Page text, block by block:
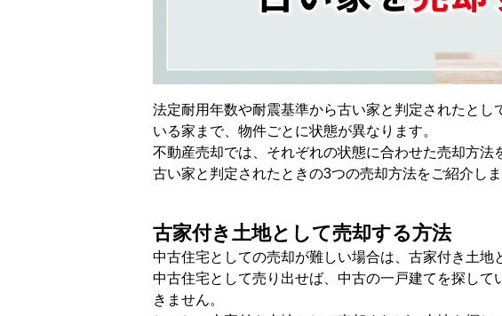
法定耐用年数や耐震基準から古い家と判定されたとし
いる家まで、物件ごとに状態が異なります。
不動産売却では、それぞれの状態に合わせた売却方法
古い家と判定されたときの3つの売却方法をご紹介しま
古家付き土地として売却する方法
中古住宅としての売却が難しい場合は、古家付き土地
中古住宅として売り出せば、中古の一戸建てを探し
きません。